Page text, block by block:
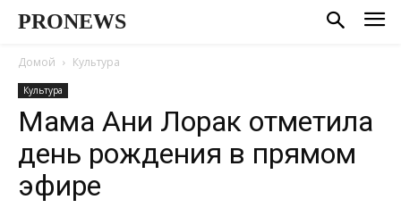
PRONEWS
Домой Культура
Культура
Мама Ани Лорак отметила
день рождения в прямом
эфире